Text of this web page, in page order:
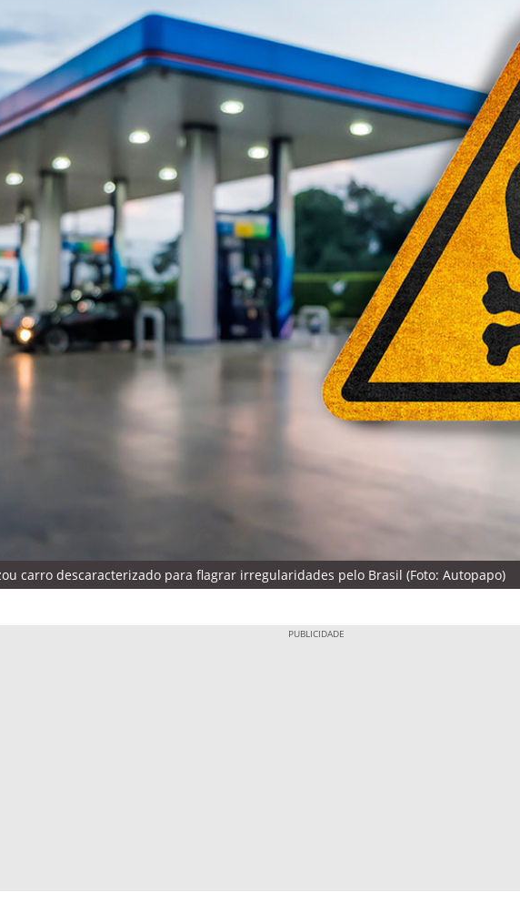
carro descaracterizado para flagrar irregularidades pelo Brasil (Foto: Autopapo)